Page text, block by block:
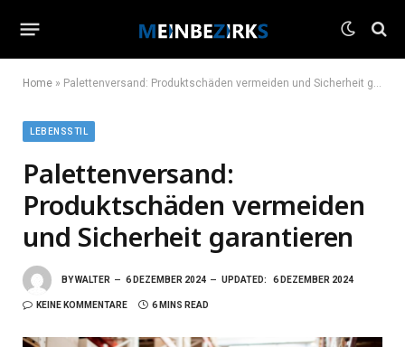
Home » Palettenversand: Produktschäden vermeiden und Sicherheit garantieren
LEBENSSTIL
Palettenversand:
Produktschäden vermeiden
und Sicherheit garantieren
BYWALTER 6 DEZEMBER 2024 UPDATED: 6 DEZEMBER 2024
KEINE KOMMENTARE 6 MINS READ